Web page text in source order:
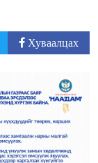
Хуваалцах